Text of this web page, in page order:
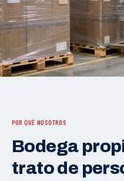
POR QUÉ NOSOTROS
Bodega
trato de